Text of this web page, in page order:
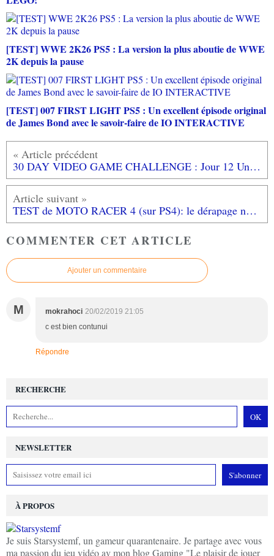
[TEST] WWE 2K26 PS5 : La version la plus aboutie de WWE
2K depuis la pause
[TEST] 007 FIRST LIGHT PS5 : Un excellent épisode original
de James Bond avec le savoir-faire de IO INTERACTIVE
30 DAY VIDEO GAME CHALLENGE : Jour 12 Un jeu auquel tout le monde devrait jouer, PONG
TEST de MOTO RACER 4 (sur PS4): le dérapage non controlé...
COMMENTER CET ARTICLE
Ajouter un commentaire
M mokrahoci 20/02/2019 21:05
c est bien contunui
Répondre
NEWSLETTER
RECHERCHE
À PROPOS
Je suis Starsystemf, un gameur quarantenaire. Je partage avec vous
ma passion du jeu vidéo av mon blog Gaming "Le plaisir de jouer